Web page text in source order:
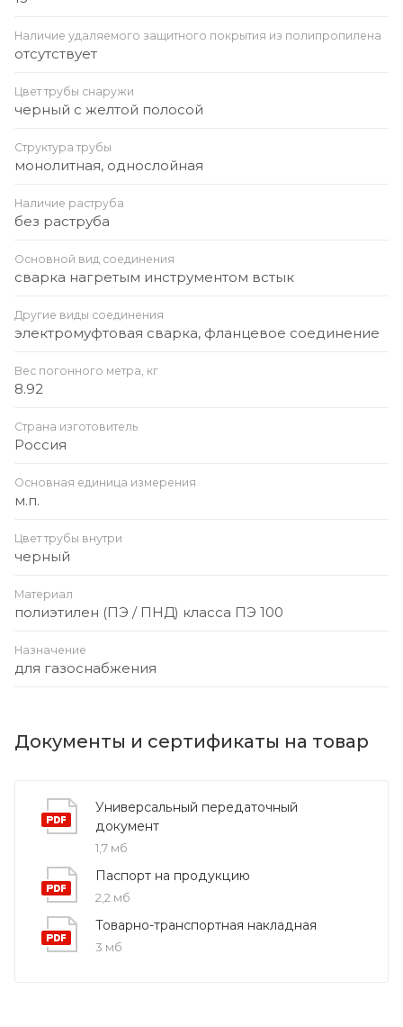
Наличие удаляемого защитного покрытия из полипропилена
отсутствует
Цвет трубы снаружи
черный с желтой полосой
Структура трубы
монолитная, однослойная
Наличие раструба
без раструба
Основной вид соединения
сварка нагретым инструментом встык
Другие виды соединения
электромуфтовая сварка, фланцевое соединение
Вес погонного метра, кг
8.92
Страна изготовитель
Россия
Основная единица измерения
м.п.
Цвет трубы внутри
черный
Материал
полиэтилен (ПЭ / ПНД) класса ПЭ 100
Назначение
для газоснабжения
Документы и сертификаты на товар
Универсальный передаточный
документ
1,7 мб
Паспорт на продукцию
2,2 мб
Товарно-транспортная накладная
3 мб